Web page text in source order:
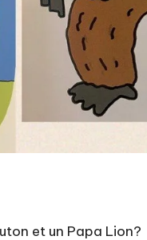
et un Papa Lion?